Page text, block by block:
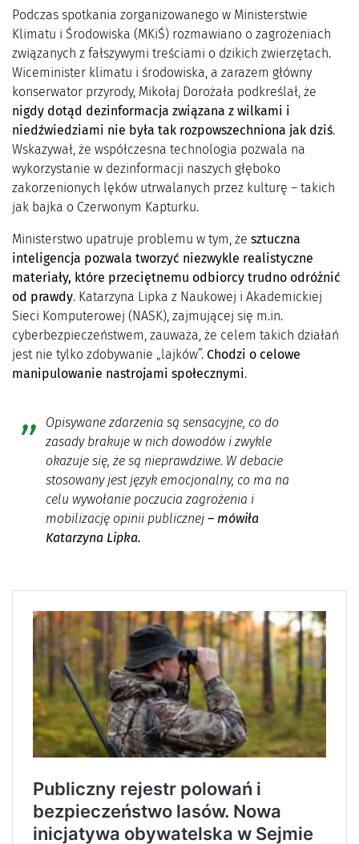
Podczas spotkania zorganizowanego w Ministerstwie
Klimatu i Środowiska (MKiŚ) rozmawiano o zagrożeniach
związanych z fałszywymi treściami o dzikich zwierzętach.
Wiceminister klimatu i środowiska, a zarazem główny
konserwator przyrody, Mikołaj Dorożała podkreślał, że
nigdy dotąd dezinformacja związana z wilkami i
niedźwiedziami nie była tak rozpowszechniona jak dziś.
Wskazywał, że współczesna technologia pozwala na
wykorzystanie w dezinformacji naszych głęboko
zakorzenionych lęków utrwalanych przez kulturę – takich
jak bajka o Czerwonym Kapturku.
Ministerstwo upatruje problemu w tym, że sztuczna
inteligencja pozwala tworzyć niezwykle realistyczne
materiały, które przeciętnemu odbiorcy trudno odróżnić
od prawdy. Katarzyna Lipka z Naukowej i Akademickiej
Sieci Komputerowej (NASK), zajmującej się m.in.
cyberbezpieczeństwem, zauważa, że celem takich działań
jest nie tylko zdobywanie „lajków”. Chodzi o celowe
manipulowanie nastrojami społecznymi.
Opisywane zdarzenia są sensacyjne, co do
zasady brakuje w nich dowodów i zwykle
okazuje się, że są nieprawdziwe. W debacie
stosowany jest język emocjonalny, co ma na
celu wywołanie poczucia zagrożenia i
mobilizację opinii publicznej – mówiła
Katarzyna Lipka.